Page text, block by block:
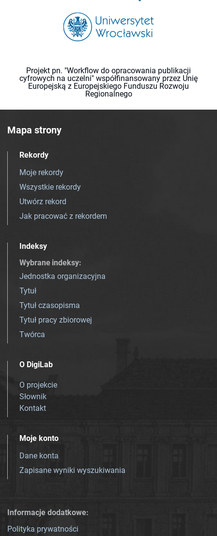
Projekt pn. "Workflow do opracowania publikacji
cyfrowych na uczelni" współfinansowany przez Unię
Europejską z Europejskiego Funduszu Rozwoju
Regionalnego
Mapa strony
Rekordy
Moje rekordy
Wszystkie rekordy
Utwórz rekord
Jak pracować z rekordem
Indeksy
Wybrane indeksy:
Jednostka organizacyjna
Tytuł
Tytuł czasopisma
Tytuł pracy zbiorowej
Twórca
O DigiLab
O projekcie
Słownik
Kontakt
Moje konto
Dane konta
Zapisane wyniki wyszukiwania
Informacje dodatkowe:
Polityka prywatności